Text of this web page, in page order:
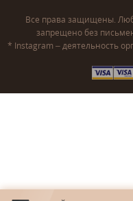
Все права защищены.
запрещено без
* Instagram – деятельность